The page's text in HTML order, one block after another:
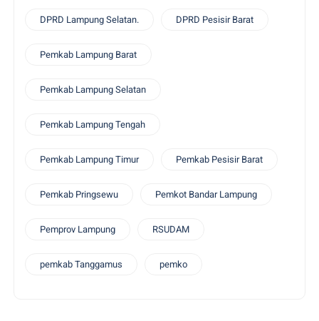
DPRD Lampung Selatan. DPRD Pesisir Barat
Pemkab Lampung Barat
Pemkab Lampung Selatan
Pemkab Lampung Tengah
Pemkab Lampung Timur Pemkab Pesisir Barat
Pemkab Pringsewu Pemkot Bandar Lampung
Pemprov Lampung RSUDAM
pemkab Tanggamus pemko